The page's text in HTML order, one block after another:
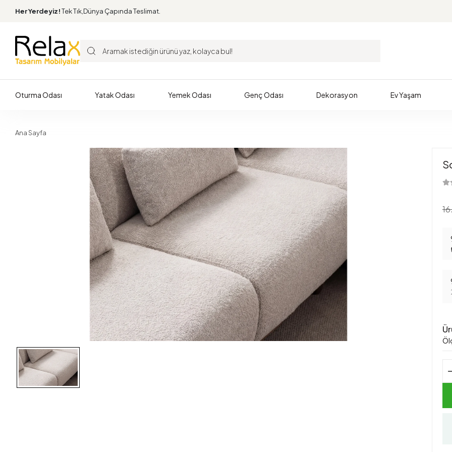
Her Yerdeyiz!Tek Tık,Dünya Çapında Teslimat.
Oturma Odası Yatak Odası Yemek Odası Genç Odası Dekorasyon Ev Yaşam
Ana Sayfa